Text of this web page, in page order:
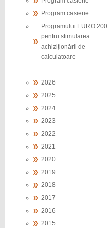
Program casierie
Programului EURO 200
pentru stimularea
achiziționării de
calculatoare
2026
2025
2024
2023
2022
2021
2020
2019
2018
2017
2016
2015